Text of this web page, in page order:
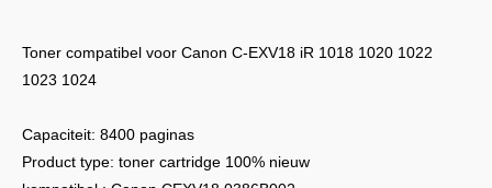
Toner compatibel voor Canon C-EXV18 iR 1018 1020 1022
1023 1024
Capaciteit: 8400 paginas
Product type: toner cartridge 100% nieuw